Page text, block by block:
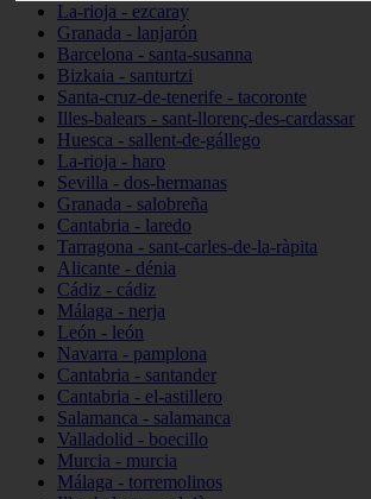
La-rioja - ezcaray
Granada - lanjarón
Barcelona - santa-susanna
Bizkaia - santurtzi
Santa-cruz-de-tenerife - tacoronte
Illes-balears - sant-llorenç-des-cardassar
Huesca - sallent-de-gállego
La-rioja - haro
Sevilla - dos-hermanas
Granada - salobreña
Cantabria - laredo
Tarragona - sant-carles-de-la-ràpita
Alicante - dénia
Cádiz - cádiz
Málaga - nerja
León - león
Navarra - pamplona
Cantabria - santander
Cantabria - el-astillero
Salamanca - salamanca
Valladolid - boecillo
Murcia - murcia
Málaga - torremolinos